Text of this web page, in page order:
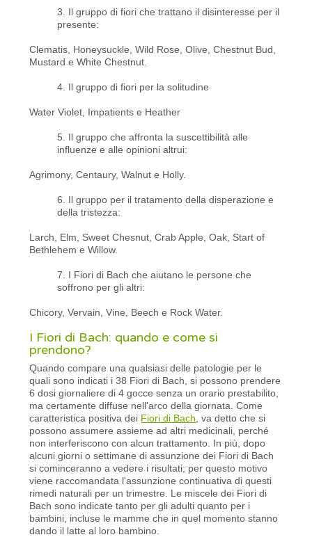
3. Il gruppo di fiori che trattano il disinteresse per il
presente:
Clematis, Honeysuckle, Wild Rose, Olive, Chestnut Bud,
Mustard e White Chestnut.
4. Il gruppo di fiori per la solitudine
Water Violet, Impatients e Heather
5. Il gruppo che affronta la suscettibilità alle
influenze e alle opinioni altrui:
Agrimony, Centaury, Walnut e Holly.
6. Il gruppo per il tratamento della disperazione e
della tristezza:
Larch, Elm, Sweet Chesnut, Crab Apple, Oak, Start of
Bethlehem e Willow.
7. I Fiori di Bach che aiutano le persone che
soffrono per gli altri:
Chicory, Vervain, Vine, Beech e Rock Water.
I Fiori di Bach: quando e come si
prendono?
Quando compare una qualsiasi delle patologie per le
quali sono indicati i 38 Fiori di Bach, si possono prendere
6 dosi giornaliere di 4 gocce senza un orario prestabilito,
ma certamente diffuse nell'arco della giornata. Come
caratteristica positiva dei Fiori di Bach , va detto che si
possono assumere assieme ad altri medicinali, perché
non interferiscono con alcun trattamento. In più, dopo
alcuni giorni o settimane di assunzione dei Fiori di Bach
si cominceranno a vedere i risultati; per questo motivo
viene raccomandata l'assunzione continuativa di questi
rimedi naturali per un trimestre. Le miscele dei Fiori di
Bach sono indicate tanto per gli adulti quanto per i
bambini, incluse le mamme che in quel momento stanno
dando il latte al loro bambino.